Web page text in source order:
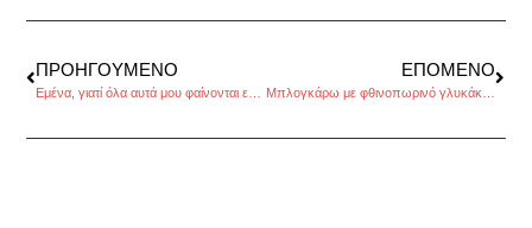
ΠΡΟΗΓΟΎΜΕΝΟ ΕΠΌΜΕΝΟ